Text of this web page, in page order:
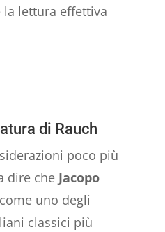
lettura effettiva
di Rauch
poco più
dire che Jacopo
uno degli
classici più